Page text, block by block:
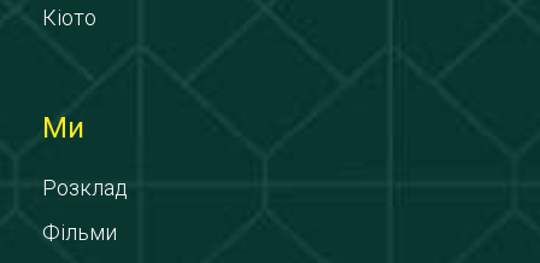
Кіото
Ми
Розклад
Фільми